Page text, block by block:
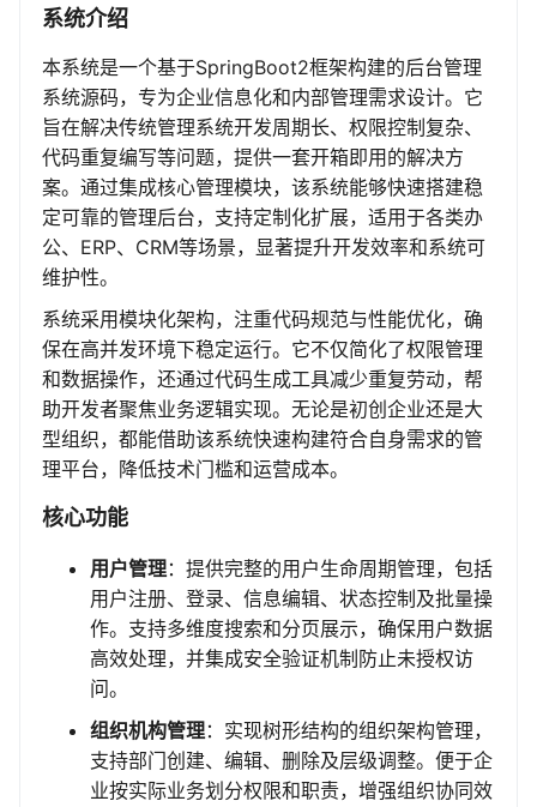
系统介绍
本系统是一个基于SpringBoot2框架构建的后台管理
系统源码，专为企业信息化和内部管理需求设计。它
旨在解决传统管理系统开发周期长、权限控制复杂、
代码重复编写等问题，提供一套开箱即用的解决方
案。通过集成核心管理模块，该系统能够快速搭建稳
定可靠的管理后台，支持定制化扩展，适用于各类办
公、ERP、CRM等场景，显著提升开发效率和系统可
维护性。
系统采用模块化架构，注重代码规范与性能优化，确
保在高并发环境下稳定运行。它不仅简化了权限管理
和数据操作，还通过代码生成工具减少重复劳动，帮
助开发者聚焦业务逻辑实现。无论是初创企业还是大
型组织，都能借助该系统快速构建符合自身需求的管
理平台，降低技术门槛和运营成本。
核心功能
用户管理：提供完整的用户生命周期管理，包括
用户注册、登录、信息编辑、状态控制及批量操
作。支持多维度搜索和分页展示，确保用户数据
高效处理，并集成安全验证机制防止未授权访
问。
组织机构管理：实现树形结构的组织架构管理，
支持部门创建、编辑、删除及层级调整。便于企
业按实际业务划分权限和职责，增强组织协同效